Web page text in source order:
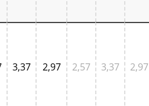
3,37 2,97 2,57 3,37 2,97